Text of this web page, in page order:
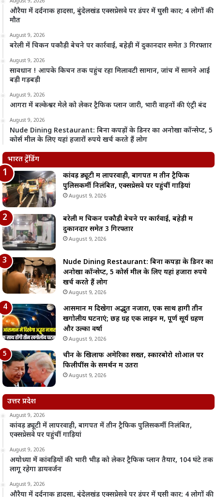
औरैया में दर्दनाक हादसा, बुंदेलखंड एक्सप्रेसवे पर डंपर में घुसी कार; 4 लोगों की
मौत
August 9, 2026
बरेली में चिकन पकौड़ी बेचने पर कार्रवाई, बहेड़ी में दुकानदार समेत 3 गिरफ्तार
August 9, 2026
सावधान ! आपके किचन तक पहुंच रहा मिलावटी सामान, जांच में सामने आई
बड़ी गड़बड़ी
August 9, 2026
आगरा में बल्केश्वर मेले को लेकर ट्रैफिक प्लान जारी, भारी वाहनों की एंट्री बंद
August 9, 2026
Nude Dining Restaurant: बिना कपड़ों के डिनर का अनोखा कॉन्सेप्ट, 5
कोर्स मील के लिए यहां हजारों रुपये खर्च करते हैं लोग
भारत ट्रेंडिंग
कांवड़ ड्यूटी में लापरवाही, बागपत में तीन ट्रैफिक
पुलिसकर्मी निलंबित, एक्सप्रेसवे पर पहुंचीं गाड़ियां
August 9, 2026
बरेली में चिकन पकौड़ी बेचने पर कार्रवाई, बहेड़ी में
दुकानदार समेत 3 गिरफ्तार
August 9, 2026
Nude Dining Restaurant: बिना कपड़ों के डिनर का
अनोखा कॉन्सेप्ट, 5 कोर्स मील के लिए यहां हजारों रुपये
खर्च करते हैं लोग
August 9, 2026
आसमान में दिखेगा अद्भुत नजारा, एक साथ होंगी तीन
खगोलीय घटनाएं; छह ग्रह एक लाइन में, पूर्ण सूर्य ग्रहण
और उल्का वर्षा
August 9, 2026
चीन के खिलाफ अमेरिका सख्त, स्कारबोरो शोआल पर
फिलीपींस के समर्थन में उतरा
August 9, 2026
उत्तर प्रदेश
August 9, 2026
कांवड़ ड्यूटी में लापरवाही, बागपत में तीन ट्रैफिक पुलिसकर्मी निलंबित,
एक्सप्रेसवे पर पहुंचीं गाड़ियां
August 9, 2026
अयोध्या में कांवड़ियों की भारी भीड़ को लेकर ट्रैफिक प्लान तैयार, 104 घंटे तक
लागू रहेगा डायवर्जन
August 9, 2026
औरैया में दर्दनाक हादसा, बुंदेलखंड एक्सप्रेसवे पर डंपर में घुसी कार; 4 लोगों की